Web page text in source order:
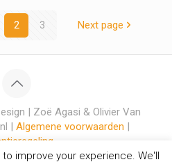
2 3 Next page
| Zoë Agasi & Olivier Van
| Algemene voorwaarden |
improve your experience. We'll